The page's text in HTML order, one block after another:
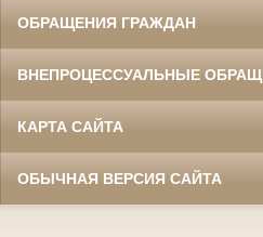
ОБРАЩЕНИЯ ГРАЖДАН
ВНЕПРОЦЕССУАЛЬНЫЕ
КАРТА САЙТА
ОБЫЧНАЯ ВЕРСИЯ САЙТА